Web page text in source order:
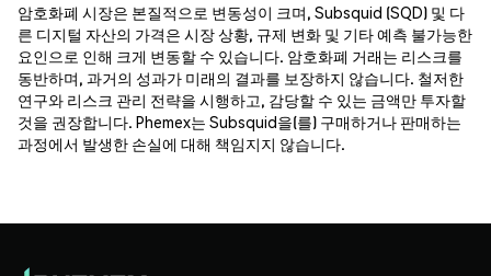
암호화폐 시장은 본질적으로 변동성이 크며, Subsquid (SQD) 및 다
른 디지털 자산의 가격은 시장 상황, 규제 변화 및 기타 예측 불가능한
요인으로 인해 크게 변동할 수 있습니다. 암호화폐 거래는 리스크를
동반하며, 과거의 성과가 미래의 결과를 보장하지 않습니다. 철저한
연구와 리스크 관리 전략을 시행하고, 감당할 수 있는 금액만 투자할
것을 권장합니다. Phemex는 Subsquid을(를) 구매하거나 판매하는
과정에서 발생한 손실에 대해 책임지지 않습니다.